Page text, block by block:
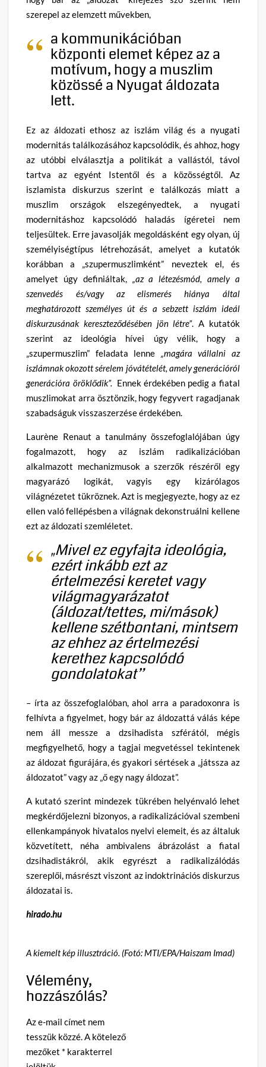
szerepel az elemzett művekben,
a kommunikációban
központi elemet képez az a
motívum, hogy a muszlim
közössé a Nyugat áldozata
lett.
Ez az áldozati ethosz az iszlám világ és a nyugati
modernitás találkozásához kapcsolódik, és ahhoz, hogy
az utóbbi elválasztja a politikát a vallástól, távol
tartva az egyént Istentől és a közösségtől. Az
iszlamista diskurzus szerint e találkozás miatt a
muszlim országok elszegényedtek, a nyugati
modernitáshoz kapcsolódó haladás ígéretei nem
teljesültek. Erre javasolják megoldásként egy olyan, új
személyiségtípus létrehozását, amelyet a kutatók
korábban a „szupermuszlimként” neveztek el, és
amelyet úgy definiáltak, „az a létezésmód, amely a
szenvedés és/vagy az elismerés hiánya által
meghatározott személyes út és a sebzett iszlám ideál
diskurzusának kereszteződésében jön létre”. A kutatók
szerint az ideológia hívei úgy vélik, hogy a
„szupermuszlim” feladata lenne „magára vállalni az
iszlámnak okozott sérelem jóvátételét, amely generációról
generációra öröklődik”. Ennek érdekében pedig a fiatal
muszlimokat arra ösztönzik, hogy fegyvert ragadjanak
szabadságuk visszaszerzése érdekében.
Laurène Renaut a tanulmány összefoglalójában úgy
fogalmazott, hogy az iszlám radikalizációban
alkalmazott mechanizmusok a szerzők részéről egy
magyarázó logikát, vagyis egy kizárólagos
világnézetet tükröznek. Azt is megjegyezte, hogy az ez
ellen való fellépésben a világnak dekonstruálni kellene
ezt az áldozati szemléletet.
„Mivel ez egyfajta ideológia,
ezért inkább ezt az
értelmezési keretet vagy
világmagyarázatot
(áldozat/tettes, mi/mások)
kellene szétbontani, mintsem
az ehhez az értelmezési
kerethez kapcsolódó
gondolatokat”
– írta az összefoglalóban, ahol arra a paradoxonra is
felhívta a figyelmet, hogy bár az áldozattá válás képe
nem áll messze a dzsihadista szférától, mégis
megfigyelhető, hogy a tagjai megvetéssel tekintenek
az áldozat figurájára, és gyakori sértések a „játssza az
áldozatot” vagy az „ő egy nagy áldozat”.
A kutató szerint mindezek tükrében helyénvaló lehet
megkérdőjelezni bizonyos, a radikalizációval szembeni
ellenkampányok hivatalos nyelvi elemeit, és az általuk
közvetített, néha ambivalens ábrázolást a fiatal
dzsihadistákról, akik egyrészt a radikalizálódás
szereplői, másrészt viszont az indoktrinációs diskurzus
áldozatai is.
hirado.hu
A kiemelt kép illusztráció. (Fotó: MTI/EPA/Haiszam Imad)
Vélemény,
hozzászólás?
Az e-mail címet nem
tesszük közzé.A kötelező
mezőket * karakterrel